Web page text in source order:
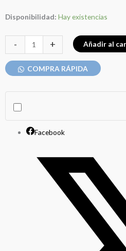
Disponibilidad: Hay existencias
-
CÁMARA
1/4
VÁLVULA
cantidad
+ Añadir al
COMPRA RÁPIDA
Facebook